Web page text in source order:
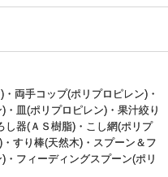
両手コップ(ポリプロピレン)・
・皿(ポリプロピレン)・果汁絞り
し器(ＡＳ樹脂)・こし網(ポリプ
すり棒(天然木)・スプーン＆フ
・フィーディングスプーン(ポリ